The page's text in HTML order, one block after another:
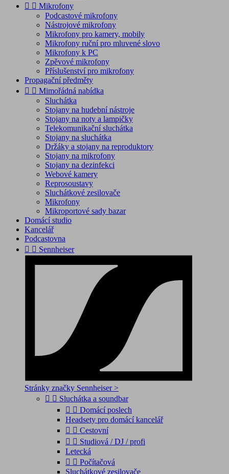
  Mikrofony
Podcastové mikrofony
Nástrojové mikrofony
Mikrofony pro kamery, mobily
Mikrofony ruční pro mluvené slovo
Mikrofony k PC
Zpěvové mikrofony
Příslušenství pro mikrofony
Propagační předměty
  Mimořádná nabídka
Sluchátka
Stojany na hudební nástroje
Stojany na noty a lampičky
Telekomunikační sluchátka
Stojany na sluchátka
Držáky a stojany na reproduktory
Stojany na mikrofony
Stojany na dezinfekci
Webové kamery
Reprosoustavy
Sluchátkové zesilovače
Mikrofony
Mikroportové sady bazar
Domácí studio
Kancelář
Podcastovna
  Sennheiser
Stránky značky Sennheiser >
  Sluchátka a soundbar
  Domácí poslech
Headsety pro domácí kancelář
  Cestovní
  Studiová / DJ / profi
Letecká
  Počítačová
Sluchátkové zesilovače